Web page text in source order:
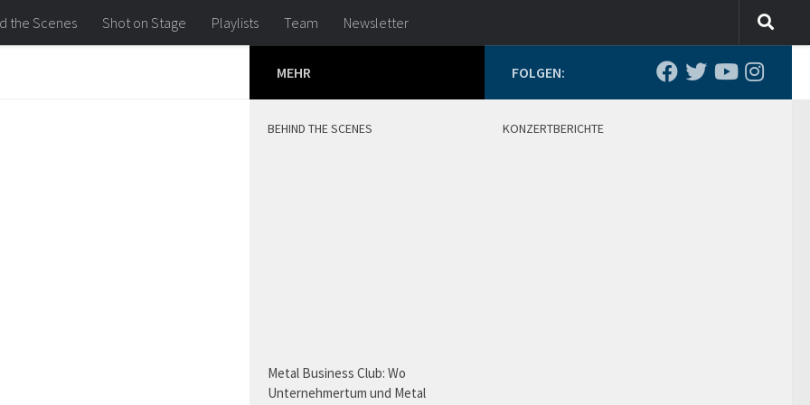
the Scenes Shot on Stage Playlists Team Newsletter
FOLGEN:
KONZERTBERICHTE
MEHR
BEHIND THE SCENES
Metal Business Club: Wo
Unternehmertum und Metal